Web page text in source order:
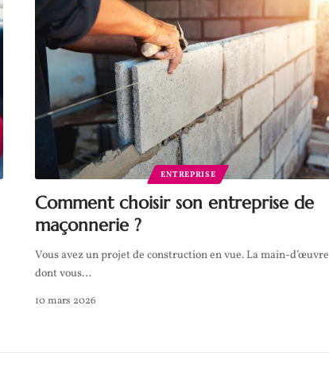
ENTREPRISE
Comment choisir son entreprise de
maçonnerie ?
Vous avez un projet de construction en vue. La main-d’œuvre
dont vous…
10 mars 2026